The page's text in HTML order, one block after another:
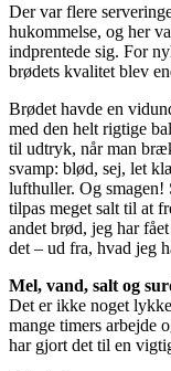
Der var flere
hukommelse, og her
indprentede sig. For
brødets kvalitet blev
Brødet havde en
med den helt rigtige
til udtryk, når man
svamp: blød, sej, let
lufthuller. Og smagen!
tilpas meget salt til at
andet brød, jeg har
det – ud fra, hvad jeg
Mel, vand, salt og
Det er ikke noget
mange timers arbejde
har gjort det til en